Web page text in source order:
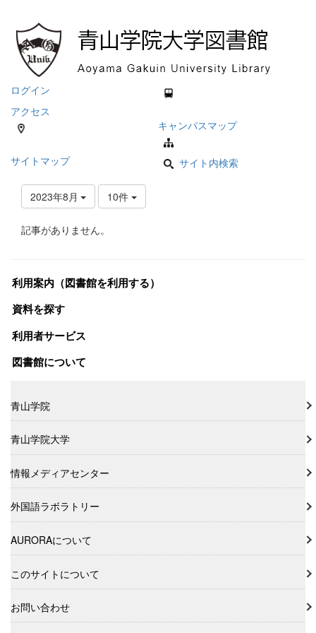
ログイン
アクセス
キャンパスマップ
サイトマップ サイト内検索
2023年8月 10件
記事がありません。
利用案内（図書館を利用する）
資料を探す
利用者サービス
図書館について
青山学院
青山学院大学
情報メディアセンター
外国語ラボラトリー
AURORAについて
このサイトについて
お問い合わせ